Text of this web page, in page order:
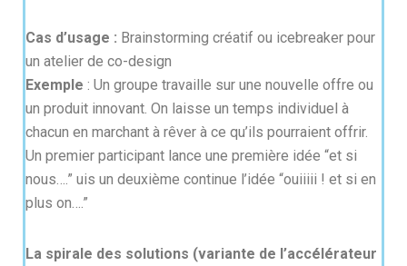
Cas d’usage : Brainstorming créatif ou icebreaker pour
un atelier de co-design
Exemple : Un groupe travaille sur une nouvelle offre ou
un produit innovant. On laisse un temps individuel à
chacun en marchant à rêver à ce qu’ils pourraient offrir.
Un premier participant lance une première idée “et si
nous….” uis un deuxième continue l’idée “ouiiiii ! et si en
plus on….”
La spirale des solutions (variante de l’accélérateur